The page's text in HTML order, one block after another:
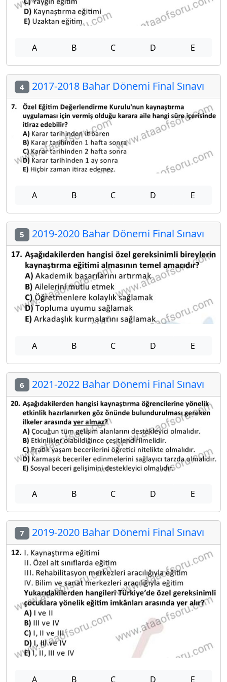
A B C D E
4 2017-2018 Bahar Dönemi Final Sınavı
A B C D E
5 2019-2020 Bahar Dönemi Final Sınavı
A B C D E
6 2021-2022 Bahar Dönemi Final Sınavı
A B C D E
7 2019-2020 Bahar Dönemi Final Sınavı
A B C D E